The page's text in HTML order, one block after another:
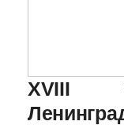
XVIII